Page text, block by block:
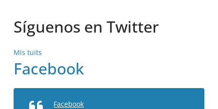
Síguenos en Twitter
Mis tuits
Facebook
Facebook